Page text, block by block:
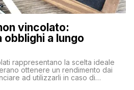
vincolato:
a lungo
rappresentano la scelta ideale
ottenere un rendimento dai
ad utilizzarli in caso di
forme vincolate tradizionali,